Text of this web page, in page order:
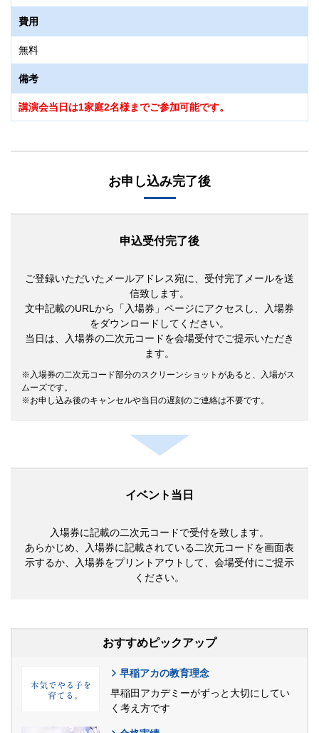
費用
無料
備考
講演会当日は1家庭2名様までご参加可能です。
お申し込み完了後
申込受付完了後
ご登録いただいたメールアドレス宛に、受付完了メールを送
信致します。
文中記載のURLから「入場券」ページにアクセスし、入場券
をダウンロードしてください。
当日は、入場券の二次元コードを会場受付でご提示いただき
ます。
入場券の二次元コード部分のスクリーンショットがあると、入場がス
ムーズです。
お申し込み後のキャンセルや当日の遅刻のご連絡は不要です。
イベント当日
入場券に記載の二次元コードで受付を致します。
あらかじめ、入場券に記載されている二次元コードを画面表
示するか、入場券をプリントアウトして、会場受付にご提示
ください。
おすすめピックアップ
早稲アカの教育理念
早稲田アカデミーがずっと大切にしてい
く考え方です